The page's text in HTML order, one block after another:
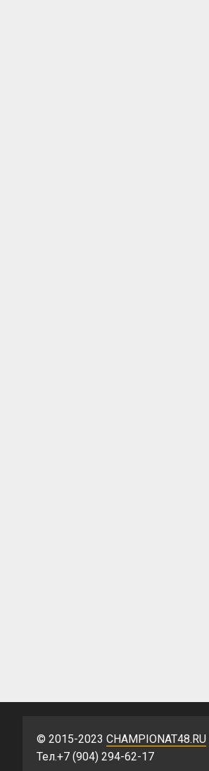
© 2015-2023 CHAMPIONAT48.RU
Тел.+7 (904) 294-62-17